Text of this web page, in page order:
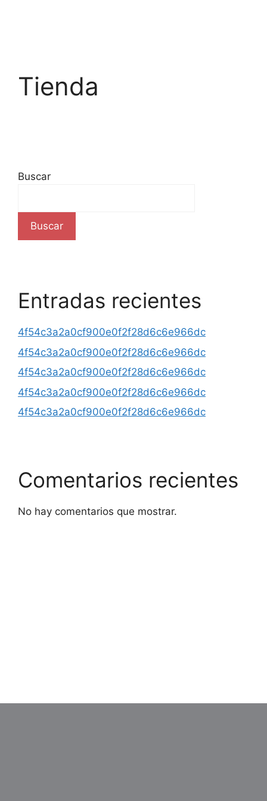
Tienda
Buscar
Buscar
Entradas recientes
4f54c3a2a0cf900e0f2f28d6c6e966dc
4f54c3a2a0cf900e0f2f28d6c6e966dc
4f54c3a2a0cf900e0f2f28d6c6e966dc
4f54c3a2a0cf900e0f2f28d6c6e966dc
4f54c3a2a0cf900e0f2f28d6c6e966dc
Comentarios recientes
No hay comentarios que mostrar.